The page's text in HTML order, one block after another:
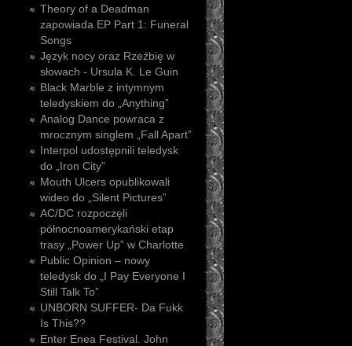
Theory of a Deadman
zapowiada EP Part 1: Funeral
Songs
Język nocy oraz Rzeźbię w
słowach - Ursula K. Le Guin
Black Marble z intymnym
teledyskiem do „Anything”
Analog Dance powraca z
mrocznym singlem „Fall Apart”
Interpol udostępnili teledysk
do „Iron City”
Mouth Ulcers opublikowali
wideo do „Silent Pictures”
AC/DC rozpoczęli
północnoamerykański etap
trasy „Power Up” w Charlotte
Public Opinion – nowy
teledysk do „I Pay Everyone I
Still Talk To”
UNBORN SUFFER- Da Fukk
Is This??
Enter Enea Festival. John